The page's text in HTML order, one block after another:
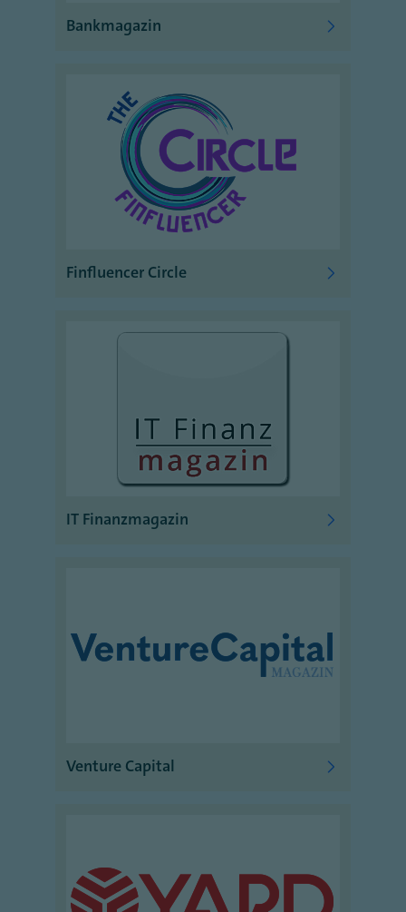
Bankmagazin
Finfluencer Circle
IT Finanzmagazin
Venture Capital